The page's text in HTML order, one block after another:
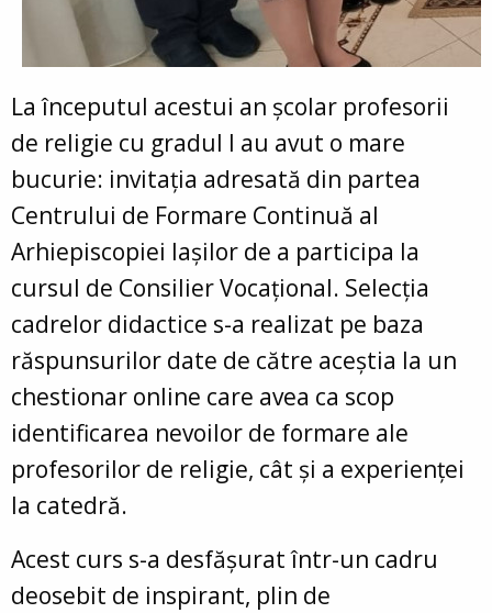
La începutul acestui an școlar profesorii
de religie cu gradul I au avut o mare
bucurie: invitația adresată din partea
Centrului de Formare Continuă al
Arhiepiscopiei Iașilor de a participa la
cursul de Consilier Vocațional. Selecția
cadrelor didactice s-a realizat pe baza
răspunsurilor date de către aceștia la un
chestionar online care avea ca scop
identificarea nevoilor de formare ale
profesorilor de religie, cât și a experienței
la catedră.
Acest curs s-a desfășurat într-un cadru
deosebit de inspirant, plin de